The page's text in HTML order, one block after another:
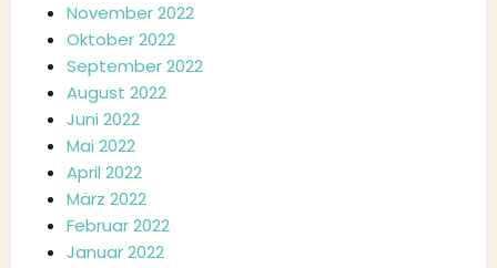
November 2022
Oktober 2022
September 2022
August 2022
Juni 2022
Mai 2022
April 2022
März 2022
Februar 2022
Januar 2022